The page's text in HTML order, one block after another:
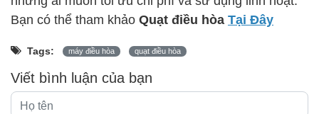
Bạn có thể tham khảo Quạt điều hòa Tại Đây
Tags: máy điều hòa quạt điều hòa
Viết bình luận của bạn